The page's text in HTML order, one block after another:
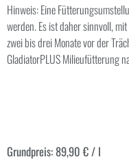
Hinweis: Eine
werden. Es ist daher sinnvoll,
zwei bis drei Monate vor der
GladiatorPLUS Milieufütterung
Grundpreis:89,90€ / l